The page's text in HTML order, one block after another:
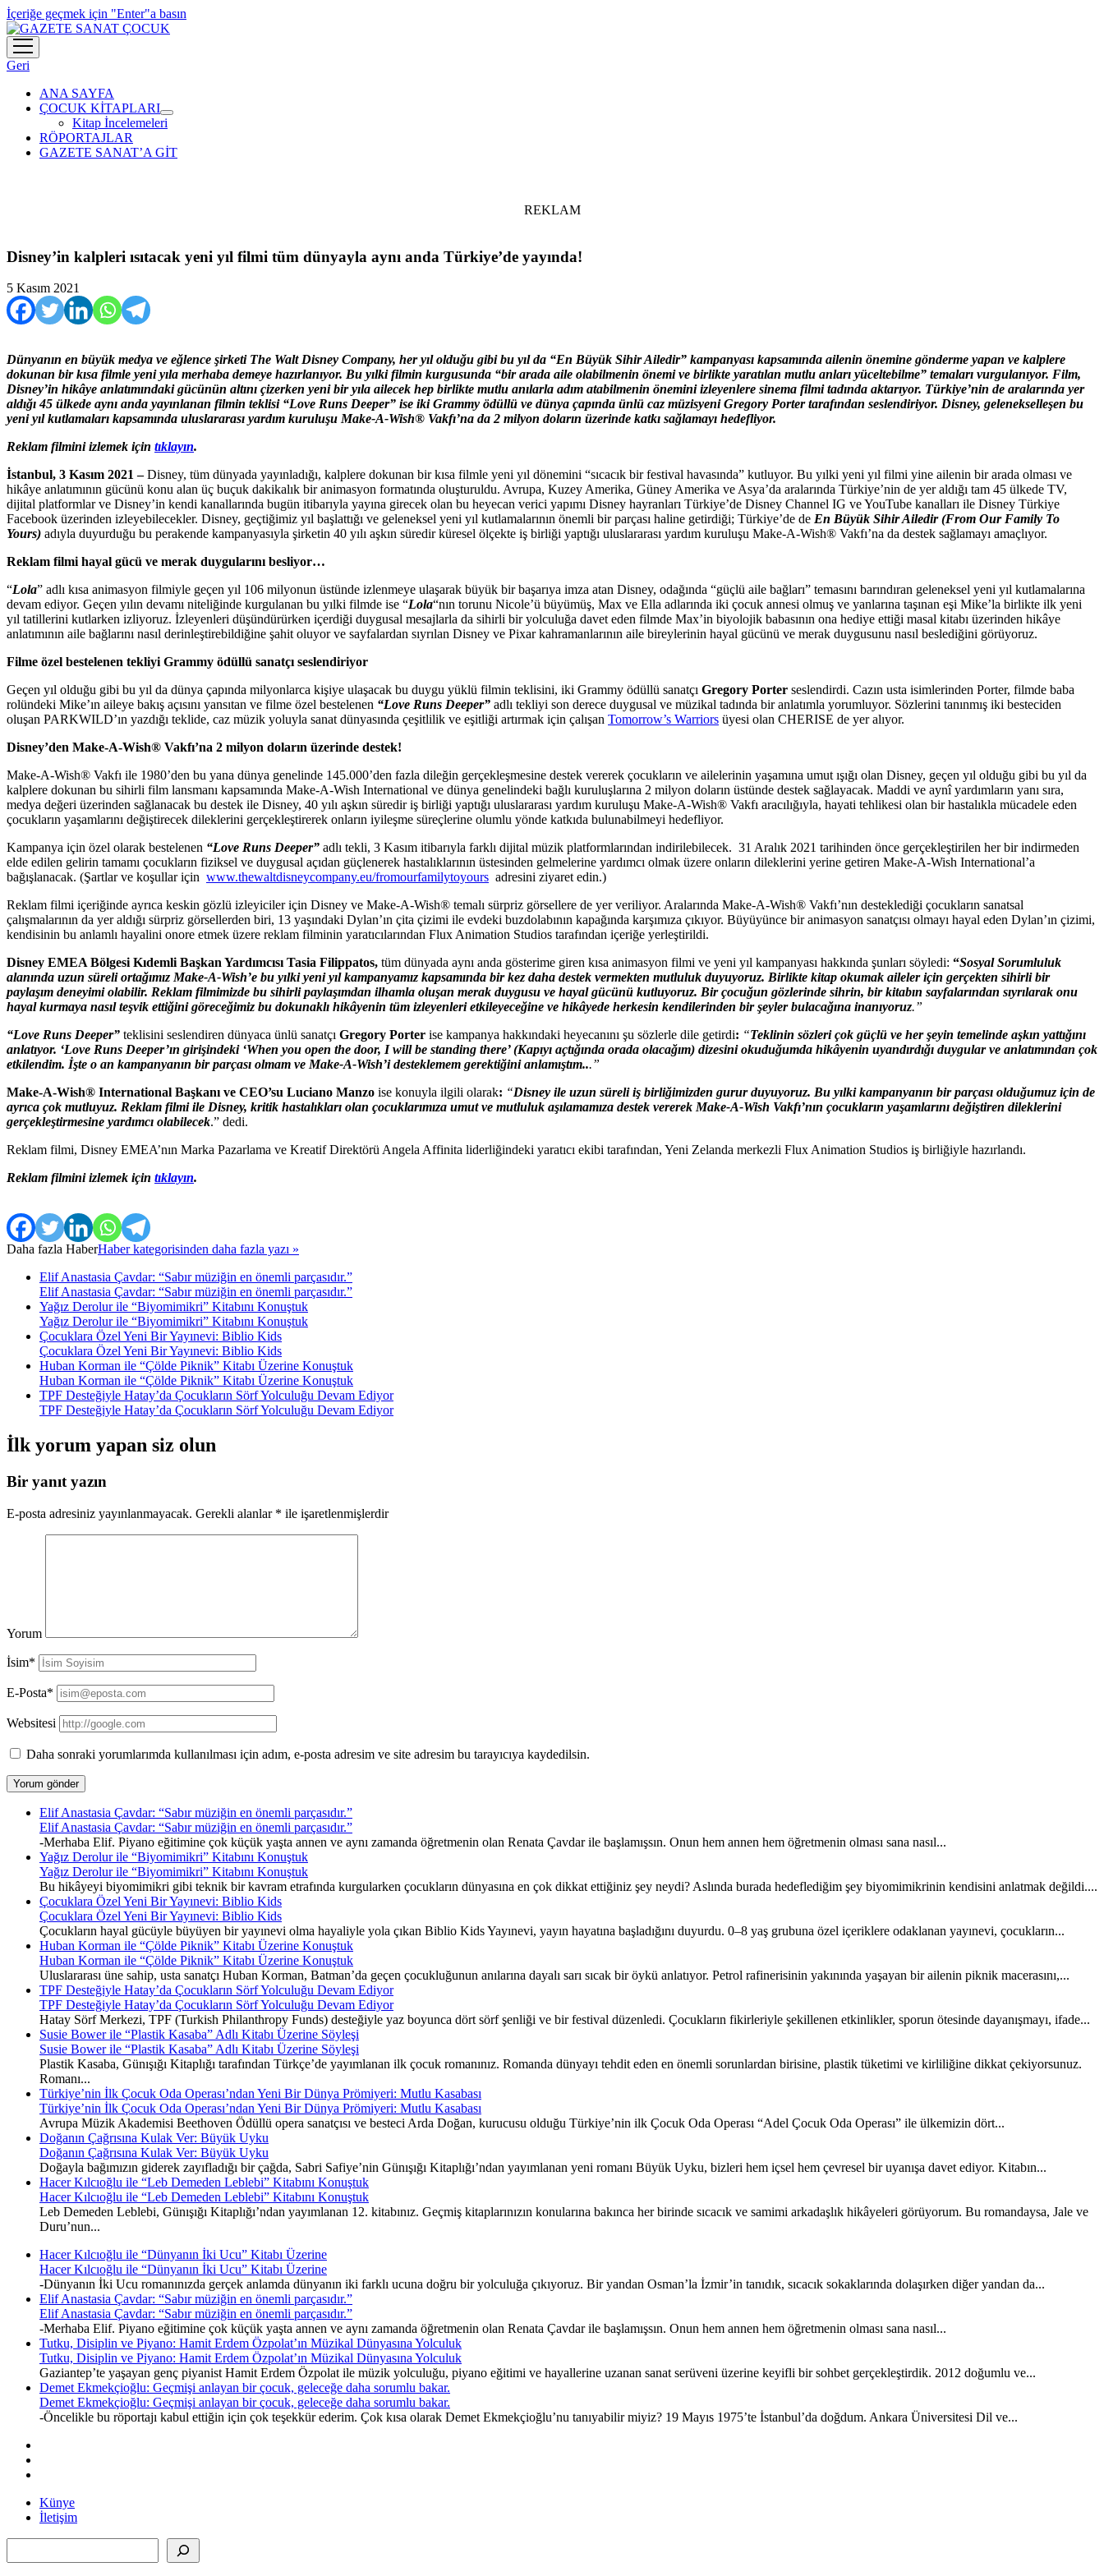
İçeriğe geçmek için "Enter"a basın
menüyü
aç
Geri
ANA SAYFA
ÇOCUK KİTAPLARI
menüyü
aç
Kitap İncelemeleri
RÖPORTAJLAR
GAZETE SANAT’A GİT
REKLAM
Disney’in kalpleri ısıtacak yeni yıl filmi tüm dünyayla aynı anda Türkiye’de yayında!
5 Kasım 2021
Dünyanın en büyük medya ve eğlence şirketi The Walt Disney Company, her yıl olduğu gibi bu yıl da “En Büyük Sihir Ailedir” kampanyası kapsamında ailenin önemine gönderme yapan ve kalplere
dokunan bir kısa filmle yeni yıla merhaba demeye hazırlanıyor. Bu yılki filmin kurgusunda “bir arada aile olabilmenin önemi ve birlikte yaratılan mutlu anları yüceltebilme” temaları vurgulanıyor. Film,
Disney’in hikâye anlatımındaki gücünün altını çizerken yeni bir yıla ailecek hep birlikte mutlu anılarla adım atabilmenin önemini izleyenlere sinema filmi tadında aktarıyor. Türkiye’nin de aralarında yer
aldığı 45 ülkede aynı anda yayınlanan filmin teklisi “Love Runs Deeper” ise iki Grammy ödüllü ve dünya çapında ünlü caz müzisyeni Gregory Porter tarafından seslendiriyor. Disney, gelenekselleşen bu
yeni yıl kutlamaları kapsamında uluslararası yardım kuruluşu Make-A-Wish® Vakfı’na da 2 milyon doların üzerinde katkı sağlamayı hedefliyor.
Reklam filmini izlemek için tıklayın.
İstanbul, 3 Kasım 2021 –Disney, tüm dünyada yayınladığı, kalplere dokunan bir kısa filmle yeni yıl dönemini “sıcacık bir festival havasında” kutluyor. Bu yılki yeni yıl filmi yine ailenin bir arada olması ve
hikâye anlatımının gücünü konu alan üç buçuk dakikalık bir animasyon formatında oluşturuldu. Avrupa, Kuzey Amerika, Güney Amerika ve Asya’da aralarında Türkiye’nin de yer aldığı tam 45 ülkede TV,
dijital platformlar ve Disney’in kendi kanallarında bugün itibarıyla yayına girecek olan bu heyecan verici yapımı Disney hayranları Türkiye’de Disney Channel IG ve YouTube kanalları ile Disney Türkiye
Facebook üzerinden izleyebilecekler. Disney, geçtiğimiz yıl başlattığı ve geleneksel yeni yıl kutlamalarının önemli bir parçası haline getirdiği; Türkiye’de de En Büyük Sihir Ailedir (From Our Family To
Yours) adıyla duyurduğu bu perakende kampanyasıyla şirketin 40 yılı aşkın süredir küresel ölçekte iş birliği yaptığı uluslararası yardım kuruluşu Make-A-Wish® Vakfı’na da destek sağlamayı amaçlıyor.
Reklam filmi hayal gücü ve merak duygularını besliyor…
“Lola” adlı kısa animasyon filmiyle geçen yıl 106 milyonun üstünde izlenmeye ulaşarak büyük bir başarıya imza atan Disney, odağında “güçlü aile bağları” temasını barındıran geleneksel yeni yıl kutlamalarına
devam ediyor. Geçen yılın devamı niteliğinde kurgulanan bu yılki filmde ise “Lola“nın torunu Nicole’ü büyümüş, Max ve Ella adlarında iki çocuk annesi olmuş ve yanlarına taşınan eşi Mike’la birlikte ilk yeni
yıl tatillerini kutlarken izliyoruz. İzleyenleri düşündürürken içerdiği duygusal mesajlarla da sihirli bir yolculuğa davet eden filmde Max’in biyolojik babasının ona hediye ettiği masal kitabı üzerinden hikâye
anlatımının aile bağlarını nasıl derinleştirebildiğine şahit oluyor ve sayfalardan sıyrılan Disney ve Pixar kahramanlarının aile bireylerinin hayal gücünü ve merak duygusunu nasıl beslediğini görüyoruz.
Filme özel bestelenen tekliyi Grammy ödüllü sanatçı seslendiriyor
Geçen yıl olduğu gibi bu yıl da dünya çapında milyonlarca kişiye ulaşacak bu duygu yüklü filmin teklisini, iki Grammy ödüllü sanatçı Gregory Porter seslendirdi. Cazın usta isimlerinden Porter, filmde baba
rolündeki Mike’ın aileye bakış açısını yansıtan ve filme özel bestelenen “Love Runs Deeper” adlı tekliyi son derece duygusal ve müzikal tadında bir anlatımla yorumluyor. Sözlerini tanınmış iki besteciden
oluşan PARKWILD’ın yazdığı teklide, caz müzik yoluyla sanat dünyasında çeşitlilik ve eşitliği artırmak için çalışan Tomorrow’s Warriors üyesi olan CHERISE de yer alıyor.
Disney’den Make-A-Wish® Vakfı’na 2 milyon doların üzerinde destek!
Make-A-Wish® Vakfı ile 1980’den bu yana dünya genelinde 145.000’den fazla dileğin gerçekleşmesine destek vererek çocukların ve ailelerinin yaşamına umut ışığı olan Disney, geçen yıl olduğu gibi bu yıl da
kalplere dokunan bu sihirli film lansmanı kapsamında Make-A-Wish International ve dünya genelindeki bağlı kuruluşlarına 2 milyon doların üstünde destek sağlayacak. Maddi ve aynî yardımların yanı sıra,
medya değeri üzerinden sağlanacak bu destek ile Disney, 40 yılı aşkın süredir iş birliği yaptığı uluslararası yardım kuruluşu Make-A-Wish® Vakfı aracılığıyla, hayati tehlikesi olan bir hastalıkla mücadele eden
çocukların yaşamlarını değiştirecek dileklerini gerçekleştirerek onların iyileşme süreçlerine olumlu yönde katkıda bulunabilmeyi hedefliyor.
Kampanya için özel olarak bestelenen “Love Runs Deeper” adlı tekli, 3 Kasım itibarıyla farklı dijital müzik platformlarından indirilebilecek. 31 Aralık 2021 tarihinden önce gerçekleştirilen her bir indirmeden
elde edilen gelirin tamamı çocukların fiziksel ve duygusal açıdan güçlenerek hastalıklarının üstesinden gelmelerine yardımcı olmak üzere onların dileklerini yerine getiren Make-A-Wish International’a
bağışlanacak. (Şartlar ve koşullar için www.thewaltdisneycompany.eu/fromourfamilytoyours adresini ziyaret edin.)
Reklam filmi içeriğinde ayrıca keskin gözlü izleyiciler için Disney ve Make-A-Wish® temalı sürpriz görsellere de yer veriliyor. Aralarında Make-A-Wish® Vakfı’nın desteklediği çocukların sanatsal
çalışmalarının da yer aldığı sürpriz görsellerden biri, 13 yaşındaki Dylan’ın çita çizimi ile evdeki buzdolabının kapağında karşımıza çıkıyor. Büyüyünce bir animasyon sanatçısı olmayı hayal eden Dylan’ın çizimi,
kendisinin bu anlamlı hayalini onore etmek üzere reklam filminin yaratıcılarından Flux Animation Studios tarafından içeriğe yerleştirildi.
Disney EMEA Bölgesi Kıdemli Başkan Yardımcısı Tasia Filippatos, tüm dünyada aynı anda gösterime giren kısa animasyon filmi ve yeni yıl kampanyası hakkında şunları söyledi: “Sosyal Sorumluluk
alanında uzun süreli ortağımız Make-A-Wish’e bu yılki yeni yıl kampanyamız kapsamında bir kez daha destek vermekten mutluluk duyuyoruz. Birlikte kitap okumak aileler için gerçekten sihirli bir
paylaşım deneyimi olabilir. Reklam filmimizde bu sihirli paylaşımdan ilhamla oluşan merak duygusu ve hayal gücünü kutluyoruz. Bir çocuğun gözlerinde sihrin, bir kitabın sayfalarından sıyrılarak onu
hayal kurmaya nasıl teşvik ettiğini göreceğimiz bu dokunaklı hikâyenin tüm izleyenleri etkileyeceğine ve hikâyede herkesin kendilerinden bir şeyler bulacağına inanıyoruz.”
“Love Runs Deeper” teklisini seslendiren dünyaca ünlü sanatçı Gregory Porter ise kampanya hakkındaki heyecanını şu sözlerle dile getirdi: “Teklinin sözleri çok güçlü ve her şeyin temelinde aşkın yattığını
anlatıyor. ‘Love Runs Deeper’ın girişindeki ‘When you open the door, I will be standing there’ (Kapıyı açtığında orada olacağım) dizesini okuduğumda hikâyenin uyandırdığı duygular ve anlatımından çok
etkilendim. İşte o an kampanyanın bir parçası olmam ve Make-A-Wish’i desteklemem gerektiğini anlamıştım...”
Make-A-Wish® International Başkanı ve CEO’su Luciano Manzo ise konuyla ilgili olarak: “Disney ile uzun süreli iş birliğimizden gurur duyuyoruz. Bu yılki kampanyanın bir parçası olduğumuz için de
ayrıca çok mutluyuz. Reklam filmi ile Disney, kritik hastalıkları olan çocuklarımıza umut ve mutluluk aşılamamıza destek vererek Make-A-Wish Vakfı’nın çocukların yaşamlarını değiştiren dileklerini
gerçekleştirmesine yardımcı olabilecek.” dedi.
Reklam filmi, Disney EMEA’nın Marka Pazarlama ve Kreatif Direktörü Angela Affinita liderliğindeki yaratıcı ekibi tarafından, Yeni Zelanda merkezli Flux Animation Studios iş birliğiyle hazırlandı.
Reklam filmini izlemek için tıklayın.
Daha fazla HaberHaber kategorisinden daha fazla yazı »
Elif Anastasia Çavdar: “Sabır müziğin en önemli parçasıdır.”
Elif Anastasia Çavdar: “Sabır müziğin en önemli parçasıdır.”
Yağız Derolur ile “Biyomimikri” Kitabını Konuştuk
Yağız Derolur ile “Biyomimikri” Kitabını Konuştuk
Çocuklara Özel Yeni Bir Yayınevi: Biblio Kids
Çocuklara Özel Yeni Bir Yayınevi: Biblio Kids
Huban Korman ile “Çölde Piknik” Kitabı Üzerine Konuştuk
Huban Korman ile “Çölde Piknik” Kitabı Üzerine Konuştuk
TPF Desteğiyle Hatay’da Çocukların Sörf Yolculuğu Devam Ediyor
TPF Desteğiyle Hatay’da Çocukların Sörf Yolculuğu Devam Ediyor
İlk yorum yapan siz olun
Bir yanıt yazın
E-posta adresiniz yayınlanmayacak. Gerekli alanlar * ile işaretlenmişlerdir
Yorum
İsim*
E-Posta*
Websitesi
Daha sonraki yorumlarımda kullanılması için adım, e-posta adresim ve site adresim bu tarayıcıya kaydedilsin.
Elif Anastasia Çavdar: “Sabır müziğin en önemli parçasıdır.”
Elif Anastasia Çavdar: “Sabır müziğin en önemli parçasıdır.”
-Merhaba Elif. Piyano eğitimine çok küçük yaşta annen ve aynı zamanda öğretmenin olan Renata Çavdar ile başlamışsın. Onun hem annen hem öğretmenin olması sana nasıl...
Yağız Derolur ile “Biyomimikri” Kitabını Konuştuk
Yağız Derolur ile “Biyomimikri” Kitabını Konuştuk
Bu hikâyeyi biyomimikri gibi teknik bir kavram etrafında kurgularken çocukların dünyasına en çok dikkat ettiğiniz şey neydi? Aslında burada hedeflediğim şey biyomimikrinin kendisini anlatmak değildi....
Çocuklara Özel Yeni Bir Yayınevi: Biblio Kids
Çocuklara Özel Yeni Bir Yayınevi: Biblio Kids
Çocukların hayal gücüyle büyüyen bir yayınevi olma hayaliyle yola çıkan Biblio Kids Yayınevi, yayın hayatına başladığını duyurdu. 0–8 yaş grubuna özel içeriklere odaklanan yayınevi, çocukların...
Huban Korman ile “Çölde Piknik” Kitabı Üzerine Konuştuk
Huban Korman ile “Çölde Piknik” Kitabı Üzerine Konuştuk
Uluslararası üne sahip, usta sanatçı Huban Korman, Batman’da geçen çocukluğunun anılarına dayalı sarı sıcak bir öykü anlatıyor. Petrol rafinerisinin yakınında yaşayan bir ailenin piknik macerasını,...
TPF Desteğiyle Hatay’da Çocukların Sörf Yolculuğu Devam Ediyor
TPF Desteğiyle Hatay’da Çocukların Sörf Yolculuğu Devam Ediyor
Hatay Sörf Merkezi, TPF (Turkish Philanthropy Funds) desteğiyle yaz boyunca dört sörf şenliği ve bir festival düzenledi. Çocukların fikirleriyle şekillenen etkinlikler, sporun ötesinde dayanışmayı, ifade...
Susie Bower ile “Plastik Kasaba” Adlı Kitabı Üzerine Söyleşi
Susie Bower ile “Plastik Kasaba” Adlı Kitabı Üzerine Söyleşi
Plastik Kasaba, Günışığı Kitaplığı tarafından Türkçe’de yayımlanan ilk çocuk romanınız. Romanda dünyayı tehdit eden en önemli sorunlardan birisine, plastik tüketimi ve kirliliğine dikkat çekiyorsunuz.
Romanı...
Türkiye’nin İlk Çocuk Oda Operası’ndan Yeni Bir Dünya Prömiyeri: Mutlu Kasabası
Türkiye’nin İlk Çocuk Oda Operası’ndan Yeni Bir Dünya Prömiyeri: Mutlu Kasabası
Avrupa Müzik Akademisi Beethoven Ödüllü opera sanatçısı ve besteci Arda Doğan, kurucusu olduğu Türkiye’nin ilk Çocuk Oda Operası “Adel Çocuk Oda Operası” ile ülkemizin dört...
Doğanın Çağrısına Kulak Ver: Büyük Uyku
Doğanın Çağrısına Kulak Ver: Büyük Uyku
Doğayla bağımızın giderek zayıfladığı bir çağda, Sabri Safiye’nin Günışığı Kitaplığı’ndan yayımlanan yeni romanı Büyük Uyku, bizleri hem içsel hem çevresel bir uyanışa davet ediyor. Kitabın...
Hacer Kılcıoğlu ile “Leb Demeden Leblebi” Kitabını Konuştuk
Hacer Kılcıoğlu ile “Leb Demeden Leblebi” Kitabını Konuştuk
Leb Demeden Leblebi, Günışığı Kitaplığı’ndan yayımlanan 12. kitabınız. Geçmiş kitaplarınızın konularına bakınca her birinde sıcacık ve samimi arkadaşlık hikâyeleri görüyorum. Bu romandaysa, Jale ve
Duru’nun...
Hacer Kılcıoğlu ile “Dünyanın İki Ucu” Kitabı Üzerine
Hacer Kılcıoğlu ile “Dünyanın İki Ucu” Kitabı Üzerine
-Dünyanın İki Ucu romanınızda gerçek anlamda dünyanın iki farklı ucuna doğru bir yolculuğa çıkıyoruz. Bir yandan Osman’la İzmir’in tanıdık, sıcacık sokaklarında dolaşırken diğer yandan da...
Elif Anastasia Çavdar: “Sabır müziğin en önemli parçasıdır.”
Elif Anastasia Çavdar: “Sabır müziğin en önemli parçasıdır.”
-Merhaba Elif. Piyano eğitimine çok küçük yaşta annen ve aynı zamanda öğretmenin olan Renata Çavdar ile başlamışsın. Onun hem annen hem öğretmenin olması sana nasıl...
Tutku, Disiplin ve Piyano: Hamit Erdem Özpolat’ın Müzikal Dünyasına Yolculuk
Tutku, Disiplin ve Piyano: Hamit Erdem Özpolat’ın Müzikal Dünyasına Yolculuk
Gaziantep’te yaşayan genç piyanist Hamit Erdem Özpolat ile müzik yolculuğu, piyano eğitimi ve hayallerine uzanan sanat serüveni üzerine keyifli bir sohbet gerçekleştirdik. 2012 doğumlu ve...
Demet Ekmekçioğlu: Geçmişi anlayan bir çocuk, geleceğe daha sorumlu bakar.
Demet Ekmekçioğlu: Geçmişi anlayan bir çocuk, geleceğe daha sorumlu bakar.
-Öncelikle bu röportajı kabul ettiğin için çok teşekkür ederim. Çok kısa olarak Demet Ekmekçioğlu’nu tanıyabilir miyiz? 19 Mayıs 1975’te İstanbul’da doğdum. Ankara Üniversitesi Dil ve...
Künye
İletişim